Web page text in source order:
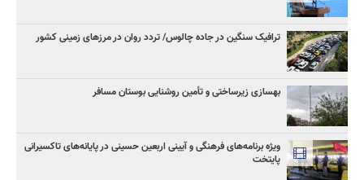
ترافیک سنگین در جاده چالوس/ تردد روان در مرزهای زمینی کشور
بهسازی زیرساختی و تأمین روشنایی بوستان مسافر
ویژه برنامه‌های فرهنگی و آیینی اربعین حسینی در پایانه‌های تاکسیرانی
پایتخت